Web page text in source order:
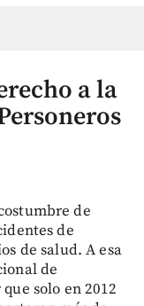
a la
de
de
de salud. A esa
de
solo en 2012